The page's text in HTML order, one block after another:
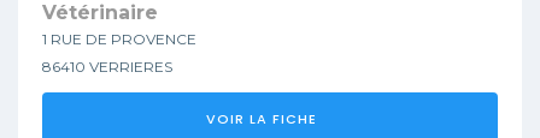
Vétérinaire
1 RUE DE PROVENCE
86410 VERRIERES
VOIR LA FICHE